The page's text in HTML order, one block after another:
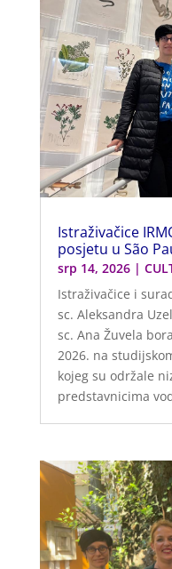
Istraživačice
posjetu u São
srp 14, 2026|
Istraživačice i
sc. Aleksandra
sc. Ana Žuvela
2026. na
kojeg su održale
predstavnicima